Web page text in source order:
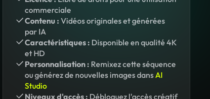
commerciale
Contenu : Vidéos originales et générées
par IA
Caractéristiques : Disponible en qualité 4K
et HD
Personnalisation : Remixez cette séquence
ou générez de nouvelles images dansAI
Studio
Niveaux d'accès : Débloquez l'accès créatif